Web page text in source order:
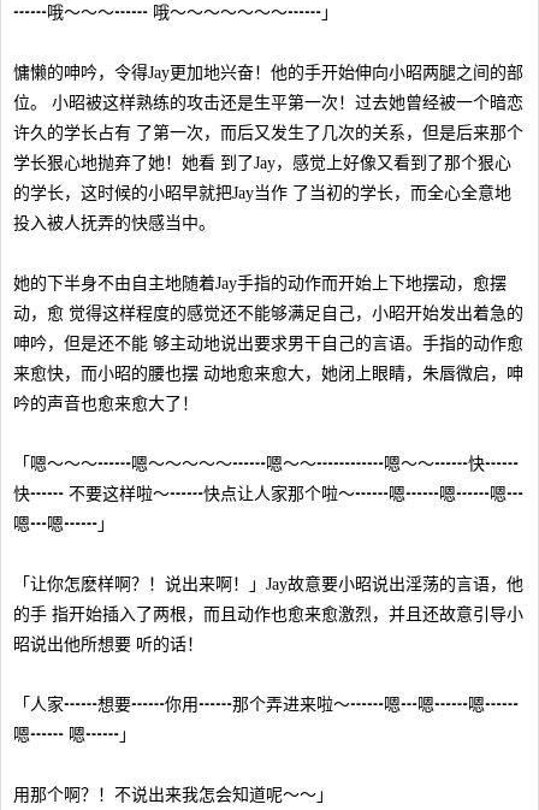
┅┅哦～～～┅┅ 哦～～～～～～～┅┅」
慵懒的呻吟，令得Jay更加地兴奋！他的手开始伸向小昭两腿之间的部
位。 小昭被这样熟练的攻击还是生平第一次！过去她曾经被一个暗恋
许久的学长占有 了第一次，而后又发生了几次的关系，但是后来那个
学长狠心地抛弃了她！她看 到了Jay，感觉上好像又看到了那个狠心
的学长，这时候的小昭早就把Jay当作 了当初的学长，而全心全意地
投入被人抚弄的快感当中。
她的下半身不由自主地随着Jay手指的动作而开始上下地摆动，愈摆
动，愈 觉得这样程度的感觉还不能够满足自己，小昭开始发出着急的
呻吟，但是还不能 够主动地说出要求男干自己的言语。手指的动作愈
来愈快，而小昭的腰也摆 动地愈来愈大，她闭上眼睛，朱唇微启，呻
吟的声音也愈来愈大了！
「嗯～～～┅┅嗯～～～～～┅┅嗯～～┅┅┅┅嗯～～┅┅快┅┅
快┅┅ 不要这样啦～┅┅快点让人家那个啦～┅┅嗯┅┅嗯┅┅嗯┅
嗯┅嗯┅┅」
「让你怎麽样啊？！说出来啊！」Jay故意要小昭说出淫荡的言语，他
的手 指开始插入了两根，而且动作也愈来愈激烈，并且还故意引导小
昭说出他所想要 听的话！
「人家┅┅想要┅┅你用┅┅那个弄进来啦～┅┅嗯┅嗯┅┅嗯┅┅
嗯┅┅ 嗯┅┅」
用那个啊？！不说出来我怎会知道呢～～」